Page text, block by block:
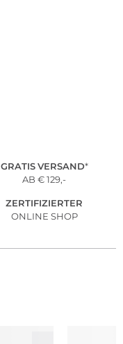
GRATIS VERSAND*
AB € 129,-
ZERTIFIZIERTER
ONLINE SHOP